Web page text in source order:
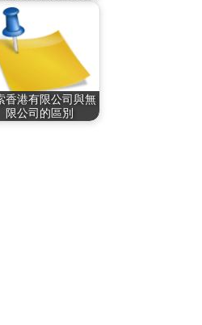
香港有限公司與無
限公司的區別